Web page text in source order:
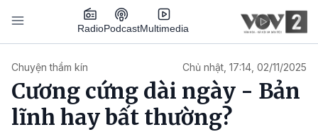
Nhảy đến nội dung
RadioPodcastMultimedia
Chuyện thầm kín Chủ nhật, 17:14, 02/11/2025
Cương cứng dài ngày - Bản
lĩnh hay bất thường?